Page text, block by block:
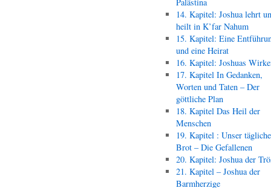
14. Kapitel: Joshua lehrt
heilt in K’far Nahum
15. Kapitel: Eine
und eine Heirat
16. Kapitel: Joshuas
17. Kapitel In Gedanken,
Worten und Taten – Der
göttliche Plan
18. Kapitel Das Heil der
Menschen
19. Kapitel : Unser
Brot – Die Gefallenen
20. Kapitel: Joshua der
21. Kapitel – Joshua der
Barmherzige